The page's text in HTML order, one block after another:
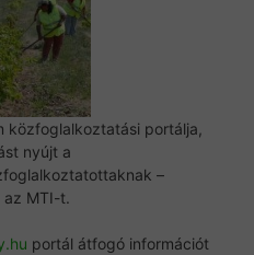
közfoglalkoztatási portálja,
nyújt a
–
MTI-t.
portál átfogó információt